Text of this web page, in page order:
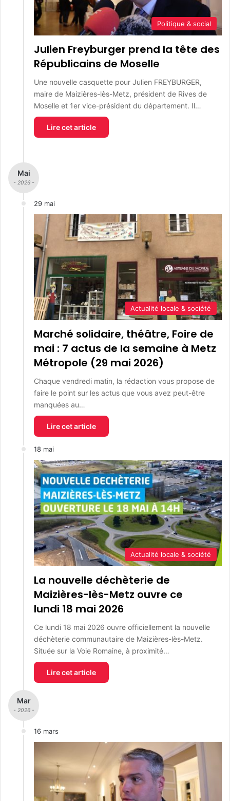
Politique & social
Julien Freyburger prend la tête des
Républicains de Moselle
Une nouvelle casquette pour Julien FREYBURGER,
maire de Maizières-lès-Metz, président de Rives de
Moselle et 1er vice-président du département. Il…
Lire cet article
Mai
- 2026 -
29 mai
Actualité locale & société
Marché solidaire, théâtre, Foire de
mai : 7 actus de la semaine à Metz
Métropole (29 mai 2026)
Chaque vendredi matin, la rédaction vous propose de
faire le point sur les actus que vous avez peut-être
manquées au…
Lire cet article
18 mai
Actualité locale & société
La nouvelle déchèterie de
Maizières-lès-Metz ouvre ce
lundi 18 mai 2026
Ce lundi 18 mai 2026 ouvre officiellement la nouvelle
déchèterie communautaire de Maizières-lès-Metz.
Située sur la Voie Romaine, à proximité…
Lire cet article
Mar
- 2026 -
16 mars